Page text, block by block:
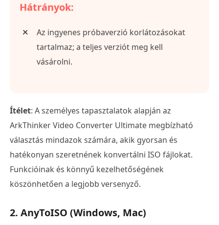
Hátrányok:
Az ingyenes próbaverzió korlátozásokat
tartalmaz; a teljes verziót meg kell
vásárolni.
Ítélet: A személyes tapasztalatok alapján az
ArkThinker Video Converter Ultimate megbízható
választás mindazok számára, akik gyorsan és
hatékonyan szeretnének konvertálni ISO fájlokat.
Funkcióinak és könnyű kezelhetőségének
köszönhetően a legjobb versenyző.
2. AnyToISO (Windows, Mac)